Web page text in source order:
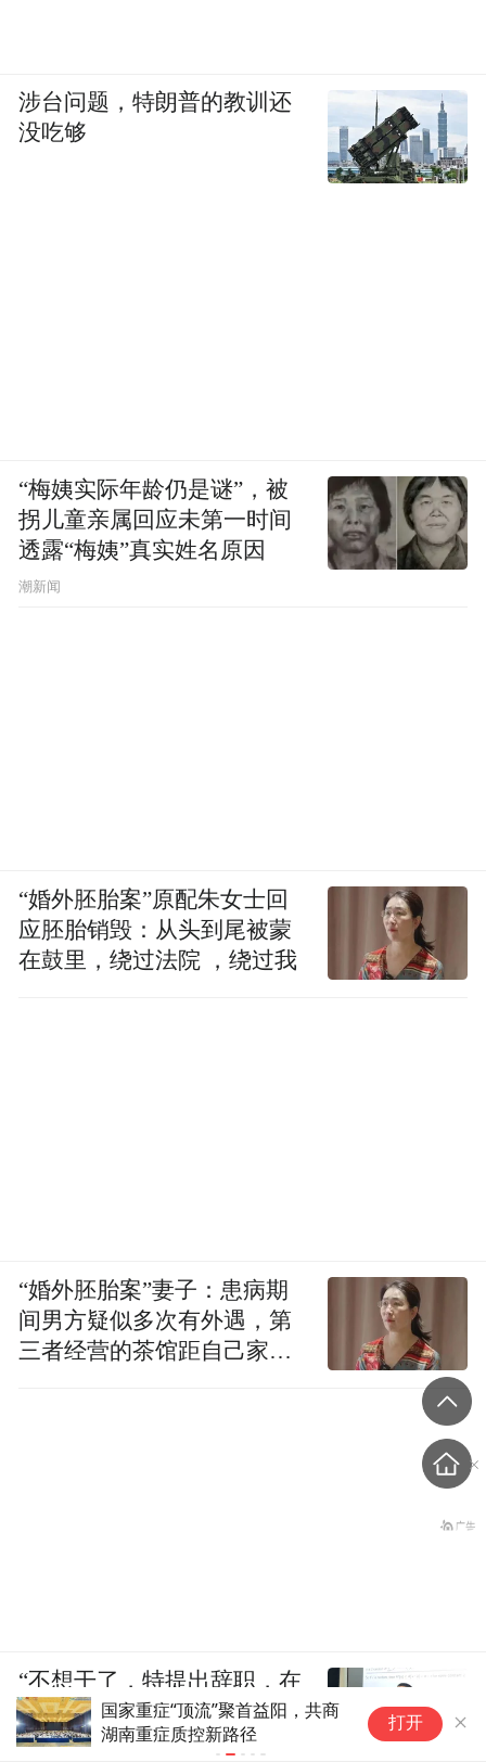
国家重症“顶流”聚首益阳，共商
湖南重症质控新路径
打开
涉台问题，特朗普的教训还
没吃够
“梅姨实际年龄仍是谜”，被
拐儿童亲属回应未第一时间
透露“梅姨”真实姓名原因
潮新闻
“婚外胚胎案”原配朱女士回
应胚胎销毁：从头到尾被蒙
在鼓里，绕过法院 ，绕过我
“婚外胚胎案”妻子：患病期
间男方疑似多次有外遇，第
三者经营的茶馆距自己家步
“不想干了，特提出辞职，在
新院长上任前，我一定准备
好交接工作“